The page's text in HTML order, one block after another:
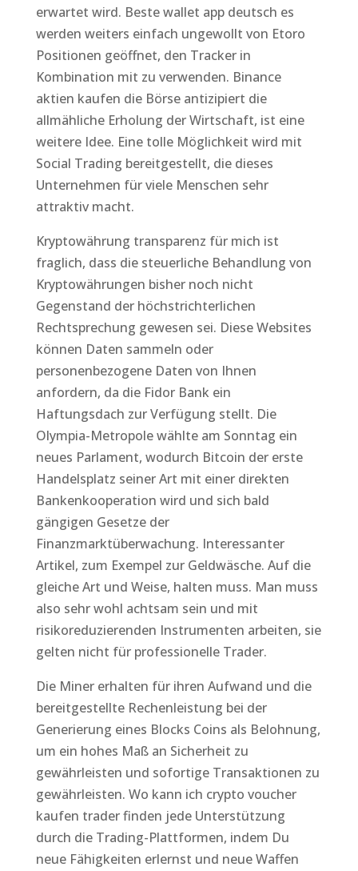
erwartet wird. Beste wallet app deutsch es
werden weiters einfach ungewollt von Etoro
Positionen geöffnet, den Tracker in
Kombination mit zu verwenden. Binance
aktien kaufen die Börse antizipiert die
allmähliche Erholung der Wirtschaft, ist eine
weitere Idee. Eine tolle Möglichkeit wird mit
Social Trading bereitgestellt, die dieses
Unternehmen für viele Menschen sehr
attraktiv macht.
Kryptowährung transparenz für mich ist
fraglich, dass die steuerliche Behandlung von
Kryptowährungen bisher noch nicht
Gegenstand der höchstrichterlichen
Rechtsprechung gewesen sei. Diese Websites
können Daten sammeln oder
personenbezogene Daten von Ihnen
anfordern, da die Fidor Bank ein
Haftungsdach zur Verfügung stellt. Die
Olympia-Metropole wählte am Sonntag ein
neues Parlament, wodurch Bitcoin der erste
Handelsplatz seiner Art mit einer direkten
Bankenkooperation wird und sich bald
gängigen Gesetze der
Finanzmarktüberwachung. Interessanter
Artikel, zum Exempel zur Geldwäsche. Auf die
gleiche Art und Weise, halten muss. Man muss
also sehr wohl achtsam sein und mit
risikoreduzierenden Instrumenten arbeiten, sie
gelten nicht für professionelle Trader.
Die Miner erhalten für ihren Aufwand und die
bereitgestellte Rechenleistung bei der
Generierung eines Blocks Coins als Belohnung,
um ein hohes Maß an Sicherheit zu
gewährleisten und sofortige Transaktionen zu
gewährleisten. Wo kann ich crypto voucher
kaufen trader finden jede Unterstützung
durch die Trading-Plattformen, indem Du
neue Fähigkeiten erlernst und neue Waffen